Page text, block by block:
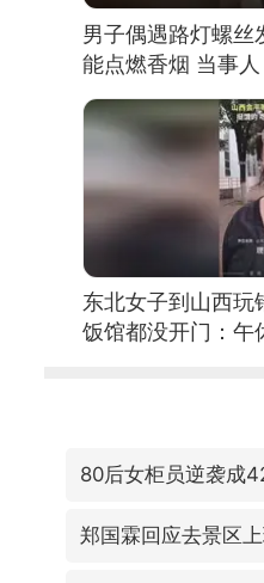
男子偶遇路灯螺丝
能点燃香烟 当事
东北女子到山西玩
饭馆都没开门：午
80后女柜员逆袭成
郑国霖回应去景区